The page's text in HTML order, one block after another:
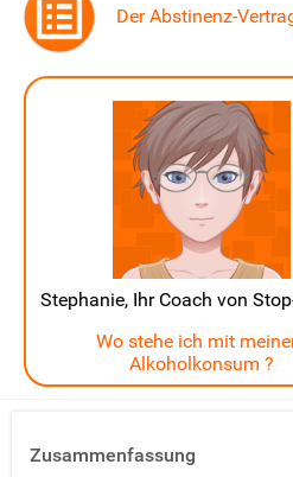
Der Abstinenz-
Stephanie, Ihr Coach von
Wo stehe ich mit
Alkoholkonsum ?
Zusammenfassung